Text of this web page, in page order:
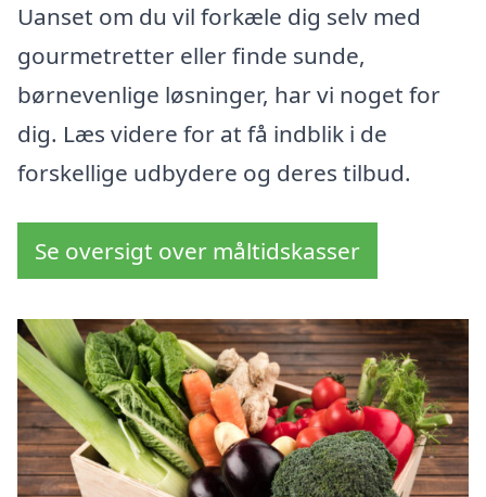
Uanset om du vil forkæle dig selv med
gourmetretter eller finde sunde,
børnevenlige løsninger, har vi noget for
dig. Læs videre for at få indblik i de
forskellige udbydere og deres tilbud.
Se oversigt over måltidskasser